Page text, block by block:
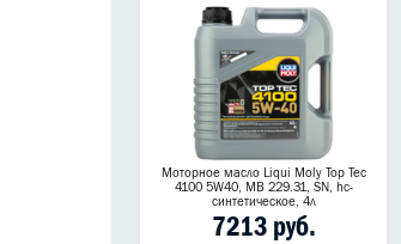
Моторное масло Liqui Moly Top Tec
4100 5W40, MB 229.31, SN, hc-
синтетическое, 4л
7213 руб.